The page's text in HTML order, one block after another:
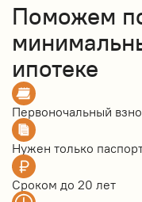
Поможем
ипотеке
Первоночальный
Нужен только
Сроком до 20 лет